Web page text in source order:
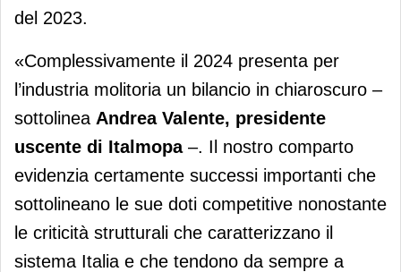
del 2023.
«Complessivamente il 2024 presenta per
l’industria molitoria un bilancio in chiaroscuro –
sottolinea Andrea Valente, presidente
uscente di Italmopa –. Il nostro comparto
evidenzia certamente successi importanti che
sottolineano le sue doti competitive nonostante
le criticità strutturali che caratterizzano il
sistema Italia e che tendono da sempre a